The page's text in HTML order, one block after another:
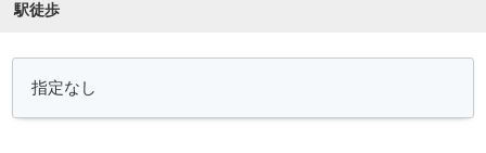
駅徒歩